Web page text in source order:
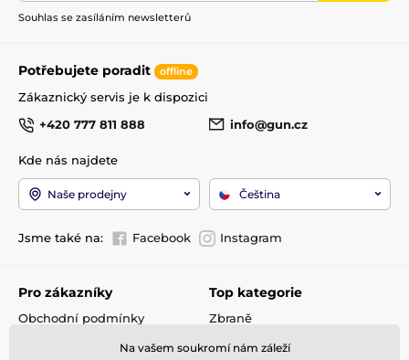
Souhlas se zasíláním newsletterů
Potřebujete poradit offline
Zákaznický servis je k dispozici
+420 777 811 888
info@gun.cz
Kde nás najdete
Naše prodejny Čeština
Jsme také na: Facebook Instagram
Pro zákazníky
Obchodní podmínky
Top kategorie
Zbraně
Na vašem soukromí nám záleží